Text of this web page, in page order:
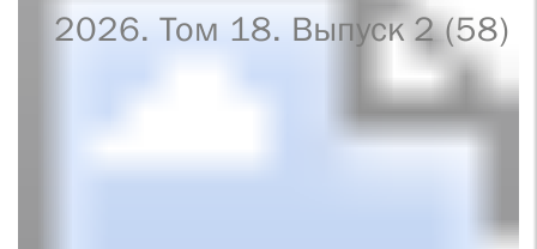
2026. Том 18. Выпуск 2 (58)